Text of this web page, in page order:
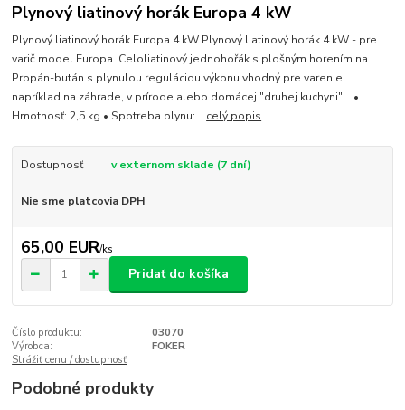
Plynový liatinový horák Europa 4 kW
Plynový liatinový horák Europa 4 kW Plynový liatinový horák 4 kW - pre
varič model Europa. Celoliatinový jednohořák s plošným horením na
Propán-bután s plynulou reguláciou výkonu vhodný pre varenie
napríklad na záhrade, v prírode alebo domácej "druhej kuchyni". •
Hmotnosť: 2,5 kg • Spotreba plynu:... celý popis
Dostupnosť v externom sklade (7 dní)
Nie sme platcovia DPH
65,00 EUR/ks
Pridať do košíka
Číslo produktu:
03070
Výrobca:
FOKER
Strážiť cenu / dostupnosť
Podobné produkty